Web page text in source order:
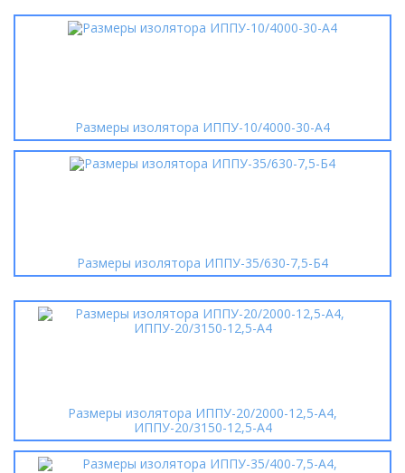
Размеры изолятора ИППУ-10/4000-30-А4
Размеры изолятора ИППУ-35/630-7,5-Б4
Размеры изолятора ИППУ-20/2000-12,5-А4,
ИППУ-20/3150-12,5-А4